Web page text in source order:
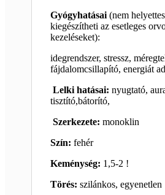
Gyógyhatásai(nem
kiegészítheti az esetleges
kezeléseket):
idegrendszer, stressz,
fájdalomcsillapító, energiát
Lelki hatásai:nyugtató,
tisztító,bátorító,
Szerkezete: monoklin
Szín: fehér
Keménység: 1,5-2 !
Törés: szilánkos, egyenetlen